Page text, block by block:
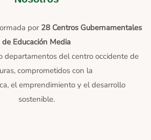
por 28 Centros Gubernamentales
de Educación Media
departamentos del centro occidente de
comprometidos con la
el emprendimiento y el desarrollo
sostenible.